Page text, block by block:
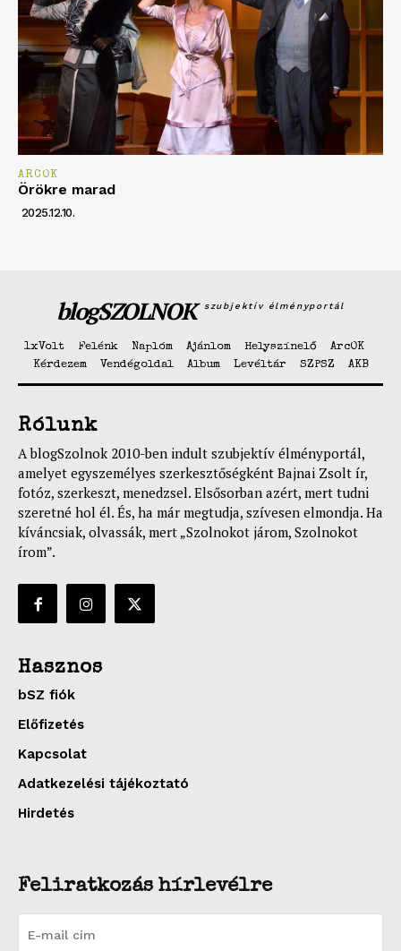
ARCOK
Örökre marad
2025.12.10.
blogSZOLNOK szubjektív élményportál
1xVolt Felénk Naplóm Ajánlom Helyszínelő
ArcOK
Kérdezem
Vendégoldal Album Levéltár SZPSZ AKB
Rólunk
A blogSzolnok 2010-ben indult szubjektív élményportál,
amelyet egyszemélyes szerkesztőségként Bajnai Zsolt ír,
fotóz, szerkeszt, menedzsel. Elsősorban azért, mert tudni
szeretné hol él. És, ha már megtudja, szívesen elmondja. Ha
kíváncsiak, olvassák, mert „Szolnokot járom, Szolnokot
írom”.
Hasznos
bSZ fiók
Előfizetés
Kapcsolat
Adatkezelési tájékoztató
Hirdetés
Feliratkozás hírlevélre